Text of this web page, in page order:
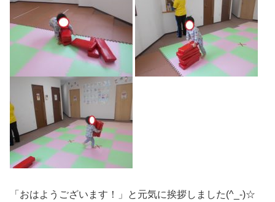
「おはようございます！」と元気に挨拶しました(^_-)☆